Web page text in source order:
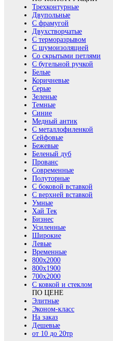
Трехконтурные
Двупольные
С фрамугой
Двухстворчатые
С терморазрывом
С шумоизоляцией
Со скрытыми петлями
С бугельной ручкой
Белые
Коричневые
Серые
Зеленые
Темные
Синие
Медный антик
С металлофиленкой
Сейфовые
Бежевые
Беленый дуб
Прованс
Современные
Полуторные
С боковой вставкой
С верхней вставкой
Умные
Хай Тек
Бизнес
Усиленные
Широкие
Левые
Временные
800х2000
800x1900
700x2000
С ковкой и стеклом
ПО ЦЕНЕ
Элитные
Эконом-класс
На заказ
Дешевые
от 10 до 20тр